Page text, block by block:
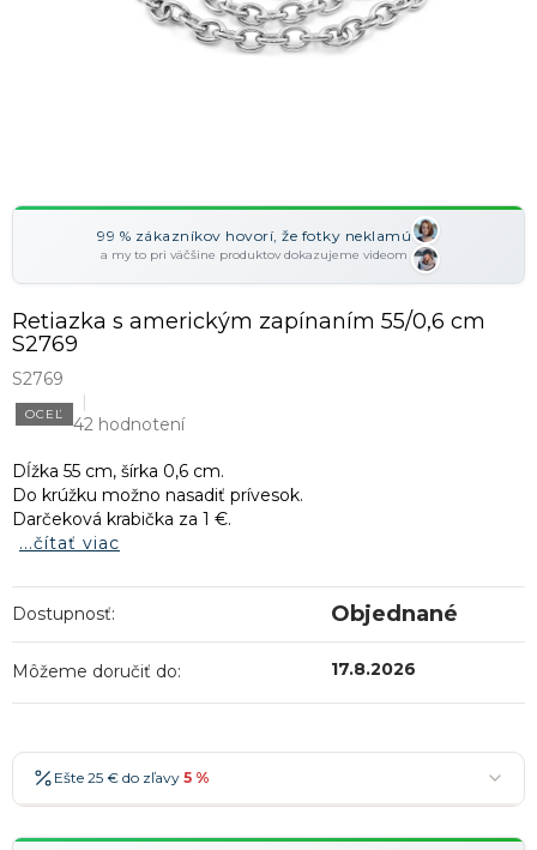
99 % zákazníkov hovorí, že fotky neklamú
a my to pri väčšine produktov dokazujeme videom
Retiazka s americkým zapínaním 55/0,6 cm
S2769
S2769
OCEĽ 42 hodnotení
Dĺžka 55 cm, šírka 0,6 cm.
Do krúžku možno nasadiť prívesok.
Darčeková krabička za 1 €.
...čítať viac
Dostupnosť: Objednané
Môžeme doručiť do: 17.8.2026
Ešte 25 € do zľavy 5 %